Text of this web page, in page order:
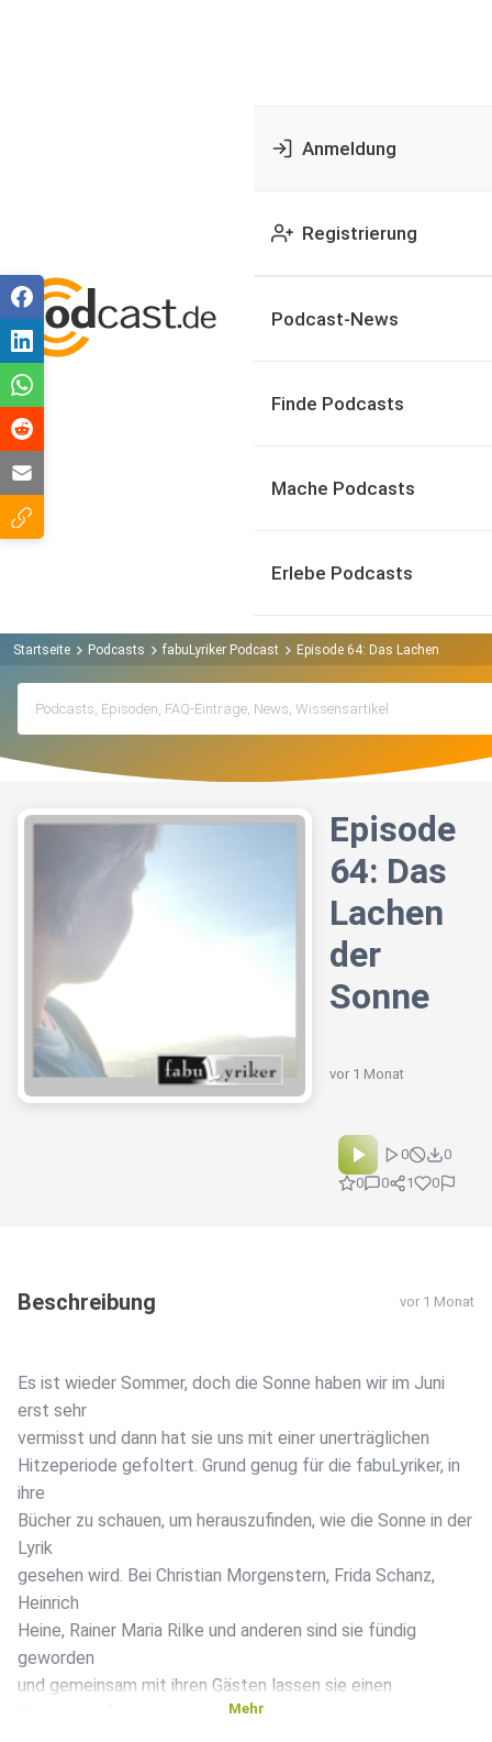
Anmeldung
Registrierung
Podcast-News
Finde Podcasts
Mache Podcasts
Erlebe Podcasts
Startseite Podcasts fabuLyriker Podcast Episode 64: Das Lachen der
Episode
64: Das
Lachen
der
Sonne
vor 1 Monat
0
0
0
0 1 0
Beschreibung vor 1 Monat
Es ist wieder Sommer, doch die Sonne haben wir im Juni
erst sehr
vermisst und dann hat sie uns mit einer unerträglichen
Hitzeperiode gefoltert. Grund genug für die fabuLyriker, in
ihre
Bücher zu schauen, um herauszufinden, wie die Sonne in der
Lyrik
gesehen wird. Bei Christian Morgenstern, Frida Schanz,
Heinrich
Heine, Rainer Maria Rilke und anderen sind sie fündig
geworden
und gemeinsam mit ihren Gästen lassen sie einen
Mehr